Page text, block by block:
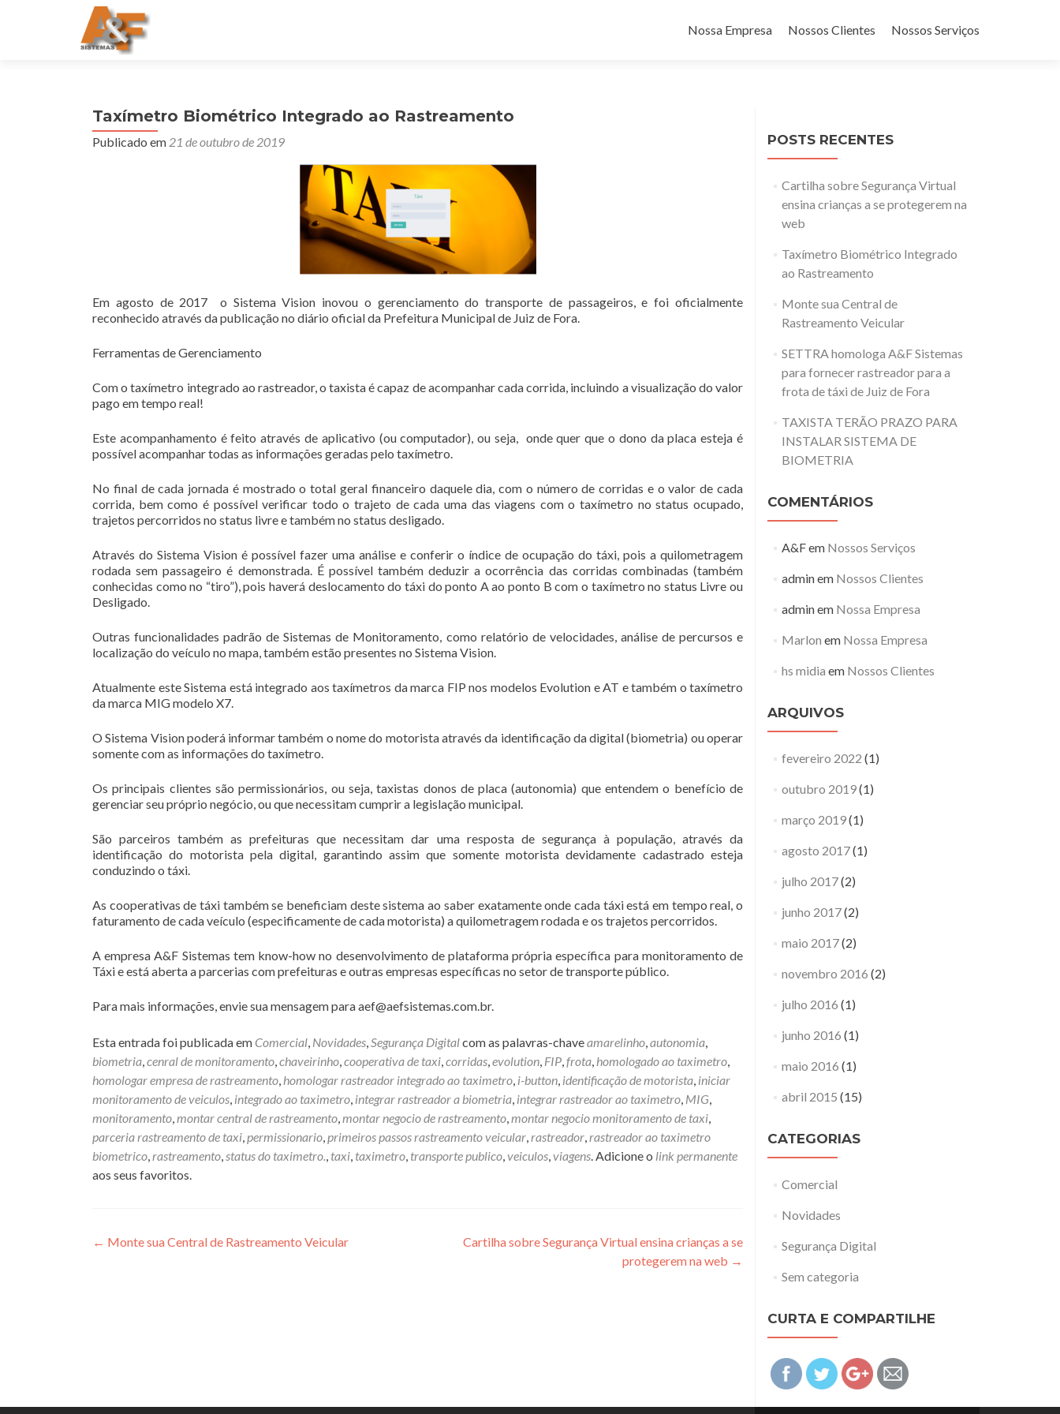
Nossa Empresa
Nossos Clientes Nossos Serviços
Taxímetro Biométrico Integrado ao Rastreamento
Publicado em 21 de outubro de 2019
Em agosto de 2017 o Sistema Vision inovou o gerenciamento do transporte de passageiros, e foi oficialmente
reconhecido através da publicação no diário oficial da Prefeitura Municipal de Juiz de Fora.
Ferramentas de Gerenciamento
Com o taxímetro integrado ao rastreador, o taxista é capaz de acompanhar cada corrida, incluindo a visualização do valor
pago em tempo real!
Este acompanhamento é feito através de aplicativo (ou computador), ou seja, onde quer que o dono da placa esteja é
possível acompanhar todas as informações geradas pelo taxímetro.
No final de cada jornada é mostrado o total geral financeiro daquele dia, com o número de corridas e o valor de cada
corrida, bem como é possível verificar todo o trajeto de cada uma das viagens com o taxímetro no status ocupado,
trajetos percorridos no status livre e também no status desligado.
Através do Sistema Vision é possível fazer uma análise e conferir o índice de ocupação do táxi, pois a quilometragem
rodada sem passageiro é demonstrada. É possível também deduzir a ocorrência das corridas combinadas (também
conhecidas como no “tiro”), pois haverá deslocamento do táxi do ponto A ao ponto B com o taxímetro no status Livre ou
Desligado.
Outras funcionalidades padrão de Sistemas de Monitoramento, como relatório de velocidades, análise de percursos e
localização do veículo no mapa, também estão presentes no Sistema Vision.
Atualmente este Sistema está integrado aos taxímetros da marca FIP nos modelos Evolution e AT e também o taxímetro
da marca MIG modelo X7.
O Sistema Vision poderá informar também o nome do motorista através da identificação da digital (biometria) ou operar
somente com as informações do taxímetro.
Os principais clientes são permissionários, ou seja, taxistas donos de placa (autonomia) que entendem o benefício de
gerenciar seu próprio negócio, ou que necessitam cumprir a legislação municipal.
São parceiros também as prefeituras que necessitam dar uma resposta de segurança à população, através da
identificação do motorista pela digital, garantindo assim que somente motorista devidamente cadastrado esteja
conduzindo o táxi.
As cooperativas de táxi também se beneficiam deste sistema ao saber exatamente onde cada táxi está em tempo real, o
faturamento de cada veículo (especificamente de cada motorista) a quilometragem rodada e os trajetos percorridos.
A empresa A&F Sistemas tem know-how no desenvolvimento de plataforma própria específica para monitoramento de
Táxi e está aberta a parcerias com prefeituras e outras empresas específicas no setor de transporte público.
Para mais informações, envie sua mensagem para aef@aefsistemas.com.br.
Esta entrada foi publicada em Comercial, Novidades,Segurança Digitalcom as palavras-chaveamarelinho,autonomia,
biometria,cenral de monitoramento,chaveirinho,cooperativa de taxi,corridas,evolution, FIP,frota, homologado ao taximetro,
homologar empresa de rastreamento, homologar rastreador integrado ao taximetro, i-button, identificação de motorista, iniciar
monitoramento de veiculos, integrado ao taximetro, integrar rastreador a biometria, integrar rastreador ao taximetro, MIG,
monitoramento,montar central de rastreamento,montar negocio de rastreamento,montar negocio monitoramento de taxi,
parceria rastreamento de taxi,permissionario,primeiros passos rastreamento veicular,rastreador,rastreador ao taximetro
biometrico,rastreamento,status do taximetro., taxi, taximetro, transporte publico,veiculos,viagens. Adicione o link permanente
aos seus favoritos.
Navegação de Post
← Monte sua Central de Rastreamento Veicular
Cartilha sobre Segurança Virtual ensina crianças a se
protegerem na web →
POSTS RECENTES
Cartilha sobre Segurança Virtual
ensina crianças a se protegerem na
web
Taxímetro Biométrico Integrado
ao Rastreamento
Monte sua Central de
Rastreamento Veicular
SETTRA homologa A&F Sistemas
para fornecer rastreador para a
frota de táxi de Juiz de Fora
TAXISTA TERÃO PRAZO PARA
INSTALAR SISTEMA DE
BIOMETRIA
COMENTÁRIOS
A&Fem Nossos Serviços
adminem Nossos Clientes
adminem Nossa Empresa
Marlon em Nossa Empresa
hs midia em Nossos Clientes
ARQUIVOS
fevereiro 2022 (1)
outubro 2019(1)
março 2019(1)
agosto 2017(1)
julho 2017(2)
junho 2017(2)
maio 2017(2)
novembro 2016 (2)
julho 2016 (1)
junho 2016 (1)
maio 2016 (1)
abril 2015 (15)
CATEGORIAS
Comercial
Novidades
Segurança Digital
Sem categoria
CURTA E COMPARTILHE
http://aefsistemas.com.br">